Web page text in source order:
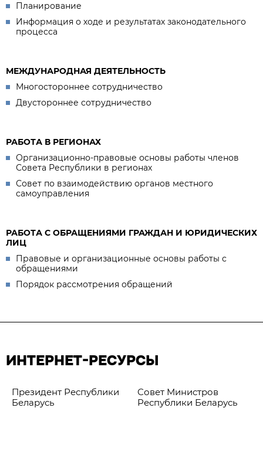
Планирование
Информация о ходе и результатах законодательного
процесса
МЕЖДУНАРОДНАЯ ДЕЯТЕЛЬНОСТЬ
Многостороннее сотрудничество
Двустороннее сотрудничество
РАБОТА В РЕГИОНАХ
Организационно-правовые основы работы членов
Совета Республики в регионах
Совет по взаимодействию органов местного
самоуправления
РАБОТА С ОБРАЩЕНИЯМИ ГРАЖДАН И ЮРИДИЧЕСКИХ
ЛИЦ
Правовые и организационные основы работы с
обращениями
Порядок рассмотрения обращений
ИНТЕРНЕТ-РЕСУРСЫ
Президент Республики
Беларусь
Совет Министров
Республики Беларусь